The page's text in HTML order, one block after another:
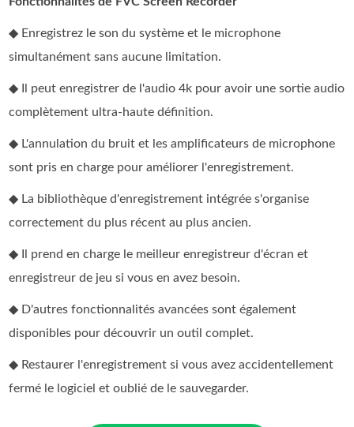
◆ Enregistrez le son du système et le microphone
simultanément sans aucune limitation.
◆ Il peut enregistrer de l'audio 4k pour avoir une sortie audio
complètement ultra-haute définition.
◆ L'annulation du bruit et les amplificateurs de microphone
sont pris en charge pour améliorer l'enregistrement.
◆ La bibliothèque d'enregistrement intégrée s'organise
correctement du plus récent au plus ancien.
◆ Il prend en charge le meilleur enregistreur d'écran et
enregistreur de jeu si vous en avez besoin.
◆ D'autres fonctionnalités avancées sont également
disponibles pour découvrir un outil complet.
◆ Restaurer l'enregistrement si vous avez accidentellement
fermé le logiciel et oublié de le sauvegarder.